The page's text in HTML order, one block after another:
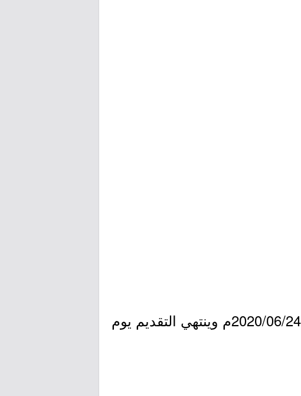
- التقديم مُتاح الآن بدأ اليوم الأربعاء بتاريخ 1441/11/03هـ الموافق 2020/06/24م وينتهي التقديم يوم